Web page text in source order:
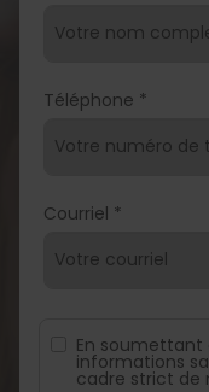
Téléphone *
Courriel *
En
informations
cadre strict de